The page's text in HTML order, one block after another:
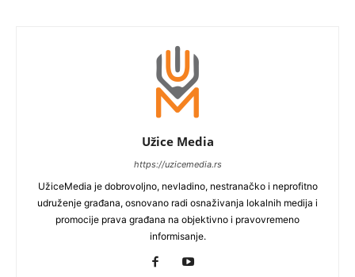
Užice Media
https://uzicemedia.rs
UžiceMedia je dobrovoljno, nevladino, nestranačko i neprofitno
udruženje građana, osnovano radi osnaživanja lokalnih medija i
promocije prava građana na objektivno i pravovremeno
informisanje.